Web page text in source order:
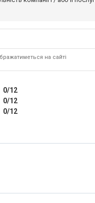
на сайті
0/12
0/12
0/12